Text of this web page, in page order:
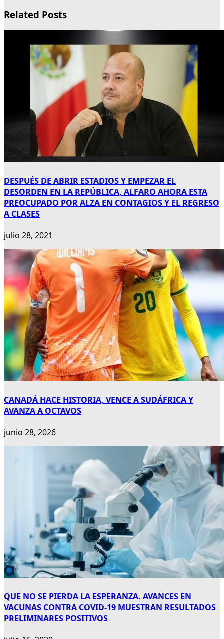
Related Posts
DESPUÉS DE ABRIR ESTADIOS Y EMPEZAR EL
DESORDEN EN LA REPÚBLICA, ALFARO AHORA ESTA
PREOCUPADO POR ALZA EN CONTAGIOS Y EL REGRESO
A CLASES
julio 28, 2021
CANADÁ HACE HISTORIA, VENCE A SUDÁFRICA Y
AVANZA A OCTAVOS
junio 28, 2026
QUE NO SE PIERDA LA ESPERANZA. AVANCES EN
VACUNAS CONTRA COVID-19 MUESTRAN RESULTADOS
PRELIMINARES POSITIVOS